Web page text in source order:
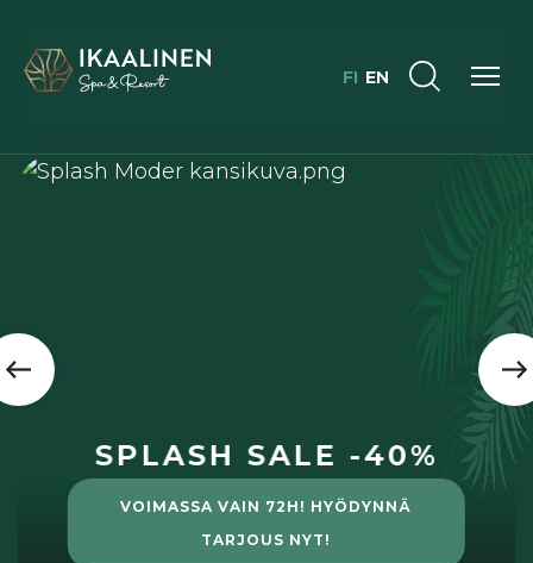
FI EN
SPLASH SALE -40%
VOIMASSA VAIN 72H! HYÖDYNNÄ
TARJOUS NYT!